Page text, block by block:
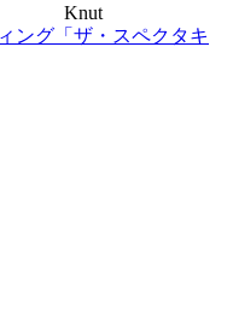
Knut
ング「ザ・スペクタキ